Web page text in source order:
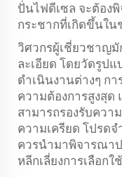
ปั่นไฟดีเซล จะต้อง
กระชากที่เกิดขึ้นใน
วิศวกรผู้เชี่ยวชาญมั
ละเอียด โดยวัดรูป
ดำเนินงานต่างๆ ก
ความต้องการสูงสุด
สามารถรองรับควา
ความเครียด โปรด
ควรนำมาพิจารณา
หลีกเลี่ยงการเลือก